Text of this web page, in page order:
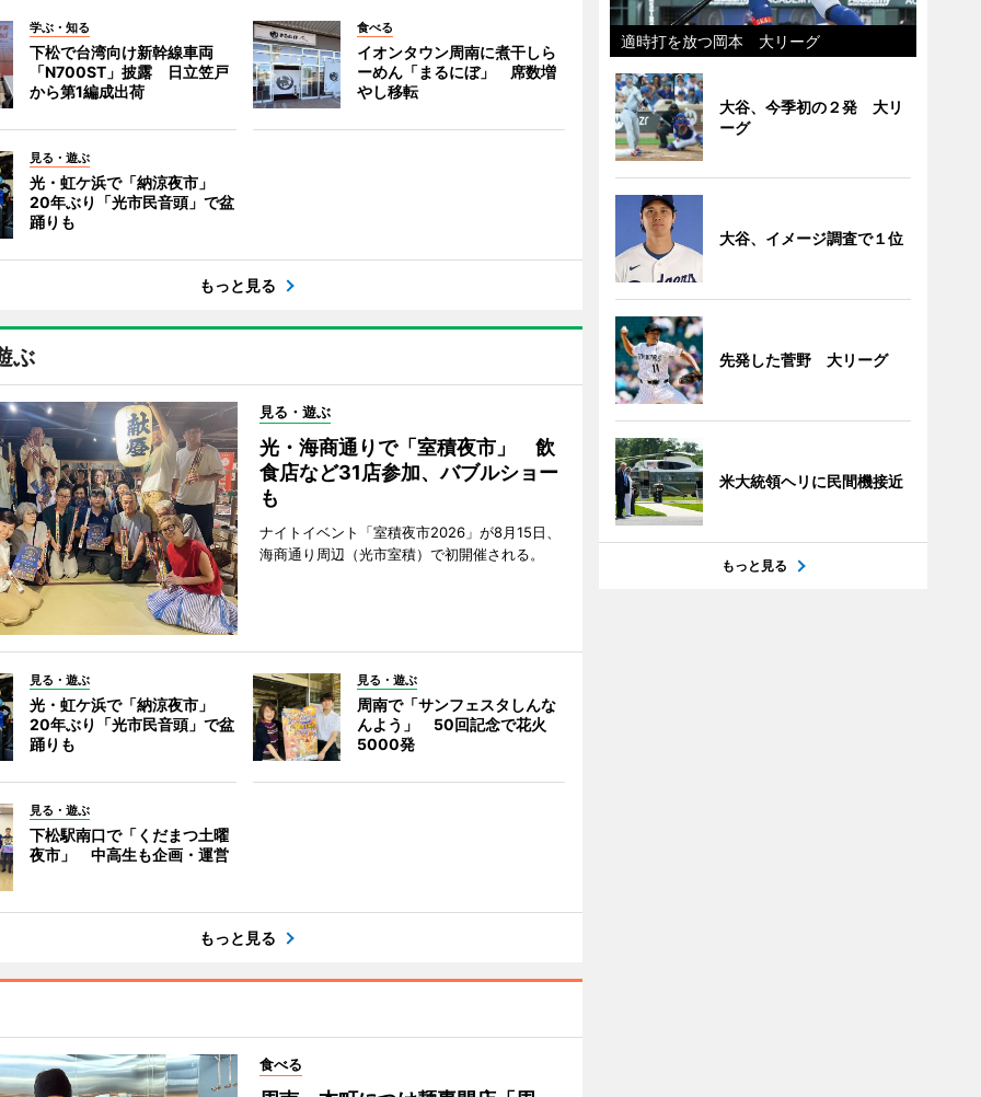
学ぶ・知る
下松で台湾向け新幹線車両
「N700ST」披露 日立笠戸
から第1編成出荷
食べる
イオンタウン周南に煮干しら
ーめん「まるにぼ」 席数増
やし移転
見る・遊ぶ
光・虹ケ浜で「納涼夜市」
20年ぶり「光市民音頭」で盆
踊りも
もっと見る
ぶ
見る・遊ぶ
光・海商通りで「室積夜市」 飲
食店など31店参加、バブルショー
も
ナイトイベント「室積夜市2026」が8月15日、
海商通り周辺（光市室積）で初開催される。
見る・遊ぶ
光・虹ケ浜で「納涼夜市」
20年ぶり「光市民音頭」で盆
踊りも
見る・遊ぶ
周南で「サンフェスタしんな
んよう」 50回記念で花火
5000発
見る・遊ぶ
下松駅南口で「くだまつ土曜
夜市」 中高生も企画・運営
もっと見る
食べる
適時打を放つ岡本 大リーグ
大谷、今季初の２発 大リ
ーグ
大谷、イメージ調査で１位
先発した菅野 大リーグ
米大統領ヘリに民間機接近
もっと見る